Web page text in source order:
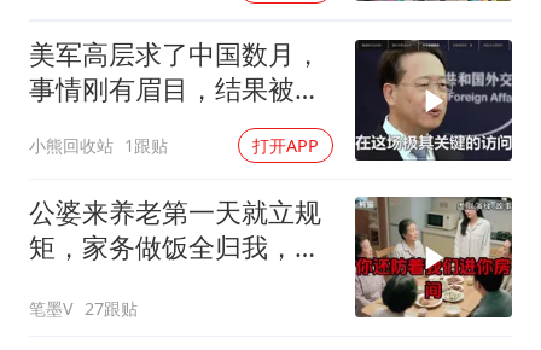
美军高层求了中国数月，
事情刚有眉目，结果被特
小熊回收站 1跟贴 打开APP
公婆来养老第一天就立规
矩，家务做饭全归我，老
寂静
笔墨V 27跟贴